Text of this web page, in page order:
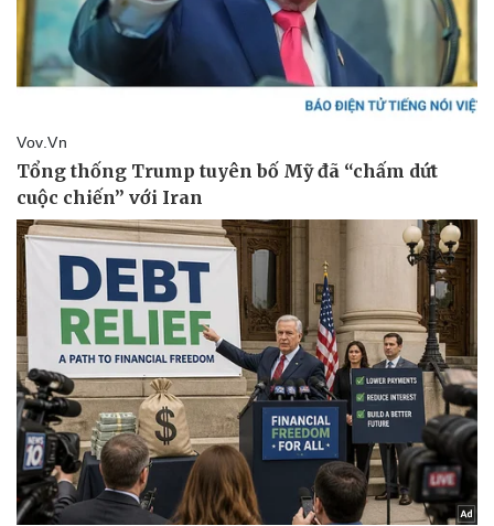
Pháp luật
Vụ án
Tư vấn luật
Quân sự - Quốc phòng
Vũ khí
Việt Nam